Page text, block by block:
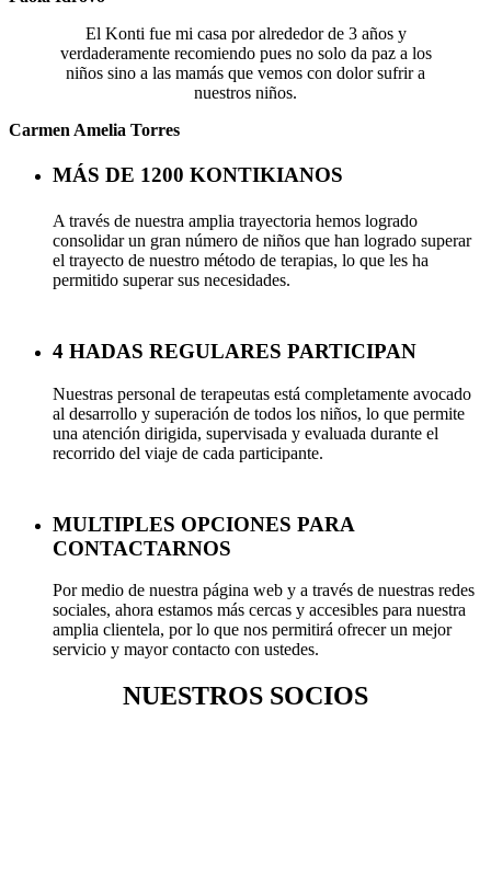
El Konti fue mi casa por alrededor de 3 años y
verdaderamente recomiendo pues no solo da paz a los
niños sino a las mamás que vemos con dolor sufrir a
nuestros niños.
Carmen Amelia Torres
MÁS DE 1200 KONTIKIANOS
A través de nuestra amplia trayectoria hemos logrado
consolidar un gran número de niños que han logrado superar
el trayecto de nuestro método de terapias, lo que les ha
permitido superar sus necesidades.
4 HADAS REGULARES PARTICIPAN
Nuestras personal de terapeutas está completamente avocado
al desarrollo y superación de todos los niños, lo que permite
una atención dirigida, supervisada y evaluada durante el
recorrido del viaje de cada participante.
MULTIPLES OPCIONES PARA
CONTACTARNOS
Por medio de nuestra página web y a través de nuestras redes
sociales, ahora estamos más cercas y accesibles para nuestra
amplia clientela, por lo que nos permitirá ofrecer un mejor
servicio y mayor contacto con ustedes.
NUESTROS SOCIOS